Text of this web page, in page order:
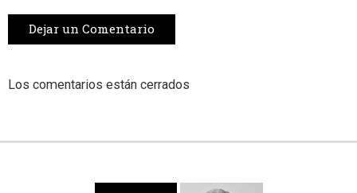
Dejar un Comentario
Los comentarios están cerrados